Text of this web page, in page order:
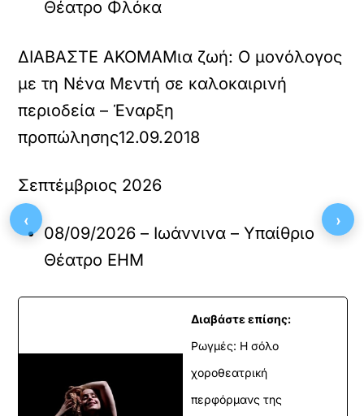
Θέατρο Φλόκα
ΔΙΑΒΑΣΤΕ ΑΚΟΜΑΜια ζωή: Ο μονόλογος
με τη Νένα Μεντή σε καλοκαιρινή
περιοδεία – Έναρξη
προπώλησης12.09.2018
Σεπτέμβριος 2026
08/09/2026 – Ιωάννινα – Υπαίθριο
Θέατρο ΕΗΜ
Διαβάστε επίσης:
Ρωγμές: Η σόλο
χοροθεατρική
περφόρμανς της
‹ ›